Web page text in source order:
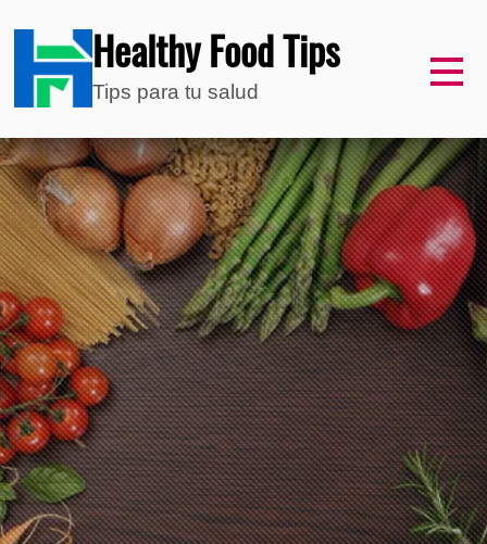
Healthy Food Tips
Tips para tu salud